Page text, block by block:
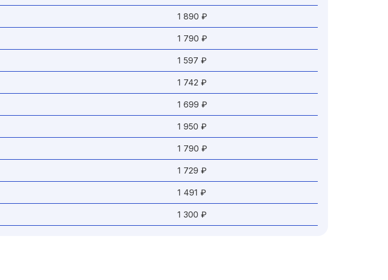
1 890 ₽
1 790 ₽
1 597 ₽
1 742 ₽
1 699 ₽
1 950 ₽
1 790 ₽
1 729 ₽
1 491 ₽
1 300 ₽